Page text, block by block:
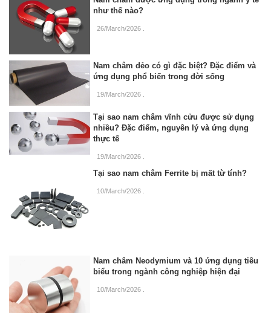
như thế nào?
26/March/2026 .
Nam châm dẻo có gì đặc biệt? Đặc điểm và
ứng dụng phổ biến trong đời sống
19/March/2026 .
Tại sao nam châm vĩnh cửu được sử dụng
nhiều? Đặc điểm, nguyên lý và ứng dụng
thực tế
19/March/2026 .
Tại sao nam châm Ferrite bị mất từ tính?
10/March/2026 .
Nam châm Neodymium và 10 ứng dụng tiêu
biểu trong ngành công nghiệp hiện đại
10/March/2026